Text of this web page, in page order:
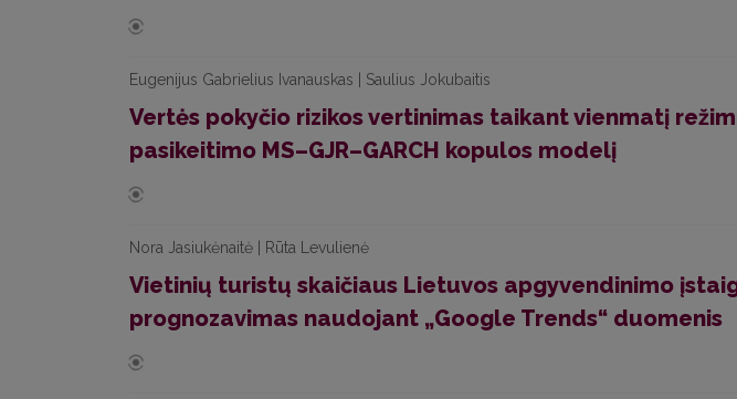
Eugenijus Gabrielius Ivanauskas | Saulius Jokubaitis
Vertės pokyčio rizikos vertinimas taikant vienmatį
pasikeitimo MS–GJR–GARCH kopulos modelį
Nora Jasiukėnaitė | Rūta Levulienė
Vietinių turistų skaičiaus Lietuvos apgyvendinimo
prognozavimas naudojant „Google Trends“ duomenis